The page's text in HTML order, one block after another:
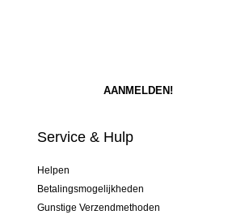
Service & Hulp
Helpen
Betalingsmogelijkheden
Gunstige Verzendmethoden